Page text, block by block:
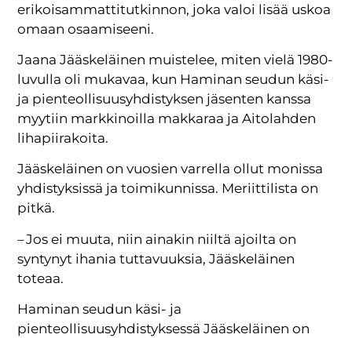
erikoisammattitutkinnon, joka valoi lisää uskoa
omaan osaamiseeni.
Jaana Jääskeläinen muistelee, miten vielä 1980-
luvulla oli mukavaa, kun Haminan seudun käsi-
ja pienteollisuusyhdistyksen jäsenten kanssa
myytiin markkinoilla makkaraa ja Aitolahden
lihapiirakoita.
Jääskeläinen on vuosien varrella ollut monissa
yhdistyksissä ja toimikunnissa. Meriittilista on
pitkä.
– Jos ei muuta, niin ainakin niiltä ajoilta on
syntynyt ihania tuttavuuksia, Jääskeläinen
toteaa.
Haminan seudun käsi- ja
pienteollisuusyhdistyksessä Jääskeläinen on